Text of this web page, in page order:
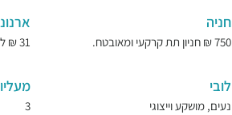
חניה
750 ₪ חניון תת קרקעי ומאובטח. 31 ₪ למ"ר מחושב על שטח נטו!
לובי
נעים, מושקע וייצוגי 3